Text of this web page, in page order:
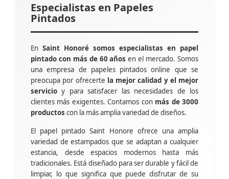
Especialistas en Papeles
Pintados
En Saint Honoré somos especialistas en papel
pintado con más de 60 años en el mercado. Somos
una empresa de papeles pintados online que se
preocupa por ofrecerte la mejor calidad y el mejor
servicio y para satisfacer las necesidades de los
clientes más exigentes. Contamos con más de 3000
productos con la más amplia variedad de diseños.
El papel pintado Saint Honore ofrece una amplia
variedad de estampados que se adaptan a cualquier
estancia, desde espacios modernos hasta más
tradicionales. Está diseñado para ser durable y fácil de
limpiar, lo que significa que puede disfrutar de su